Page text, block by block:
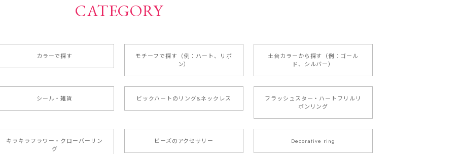
CATEGORY
カラーで探す
モチーフで探す（例：ハート、リボ
ン）
土台カラーから探す（例：ゴール
ド、シルバー）
シール・雑貨 ビックハートのリング&ネックレス
フラッシュスター・ハートフリルリ
ボンリング
キラキラフラワー・クローバーリン
グ
ビーズのアクセサリー Decorative ring